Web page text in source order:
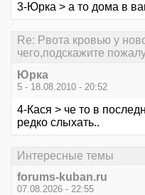
3-Юрка > а то дома в
Re: Рвота кровью у
чего,подскажите
Юрка
5 - 18.08.2010 - 20:52
4-Кася > че то в
редко слыхать..
Интересные темы
forums-kuban.ru
07.08.2026 - 22:55